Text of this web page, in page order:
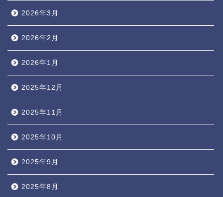
2026年3月
2026年2月
2026年1月
2025年12月
2025年11月
2025年10月
2025年9月
2025年8月